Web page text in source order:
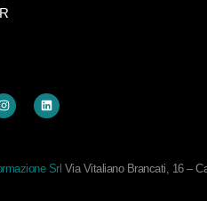
Srl Via Vitaliano Brancati, 16 –